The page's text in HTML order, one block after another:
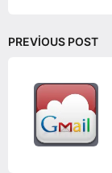
PREVIOUS POST